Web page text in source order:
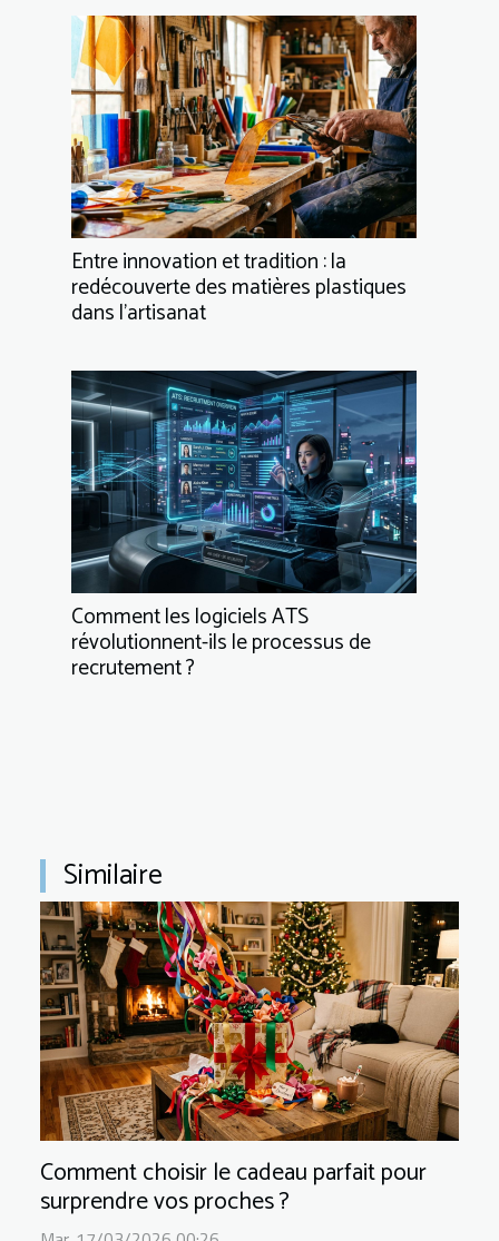
Entre innovation et tradition : la
redécouverte des matières plastiques
dans l’artisanat
Comment les logiciels ATS
révolutionnent-ils le processus de
recrutement ?
Similaire
Comment choisir le cadeau parfait pour
surprendre vos proches ?